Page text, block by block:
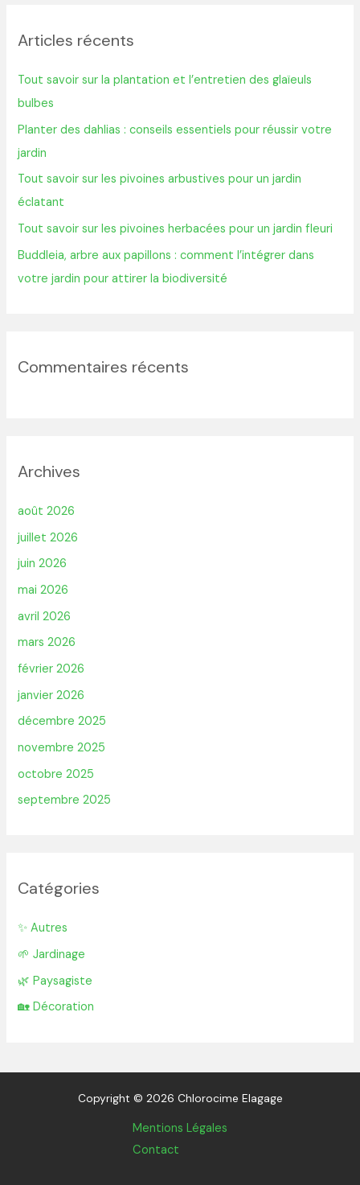
e
c
h
e
r
:
Articles récents
Tout savoir sur la plantation et l’entretien des glaïeuls
bulbes
Planter des dahlias : conseils essentiels pour réussir votre
jardin
Tout savoir sur les pivoines arbustives pour un jardin
éclatant
Tout savoir sur les pivoines herbacées pour un jardin fleuri
Buddleia, arbre aux papillons : comment l’intégrer dans
votre jardin pour attirer la biodiversité
Commentaires récents
Archives
août 2026
juillet 2026
juin 2026
mai 2026
avril 2026
mars 2026
février 2026
janvier 2026
décembre 2025
novembre 2025
octobre 2025
septembre 2025
Catégories
✨ Autres
🌱 Jardinage
🌿 Paysagiste
🏡 Décoration
Copyright © 2026 Chlorocime Elagage
Mentions Légales
Contact